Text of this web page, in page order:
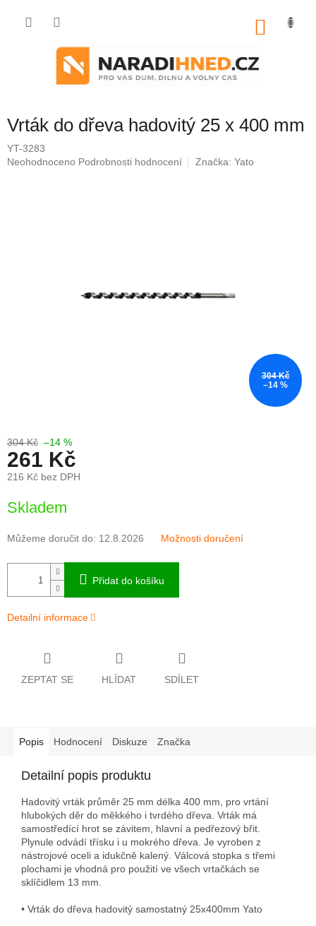
Vrták do dřeva hadovitý 25 x 400 mm
YT-3283
Průměrné
Neohodnoceno Podrobnosti hodnocení Značka: Yato
304 Kč
–14 %
304 Kč –14 %
261 Kč
216 Kč bez DPH
cena:
Skladem
Můžeme doručit do: 12.8.2026 Možnosti doručení
Přidat do košíku
Detailní informace
ZEPTAT SE HLÍDAT SDÍLET
Popis Hodnocení Diskuze Značka
Detailní popis produktu
Hadovitý vrták průměr 25 mm délka 400 mm, pro vrtání
hlubokých děr do měkkého i tvrdého dřeva. Vrták má
samostředící hrot se závitem, hlavní a pedřezový břit.
Plynule odvádí třísku i u mokrého dřeva. Je vyroben z
nástrojové oceli a idukčně kalený. Válcová stopka s třemi
plochami je vhodná pro použití ve všech vrtačkách se
sklíčidlem 13 mm.
• Vrták do dřeva hadovitý samostatný 25x400mm Yato